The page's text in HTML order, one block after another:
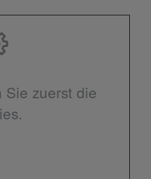
Sie zuerst die